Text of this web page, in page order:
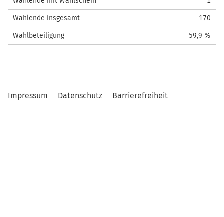
Wählende insgesamt 170
Wahlbeteiligung 59,9 %
Impressum Datenschutz Barrierefreiheit